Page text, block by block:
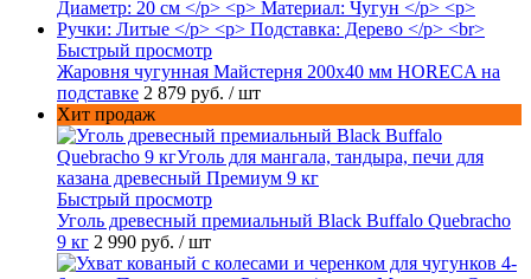
Быстрый просмотр
Жаровня чугунная Майстерня 200х40 мм HORECA на
подставке 2 879 руб. / шт
Хит продаж
Быстрый просмотр
Уголь древесный премиальный Black Buffalo Quebracho
9 кг 2 990 руб. / шт